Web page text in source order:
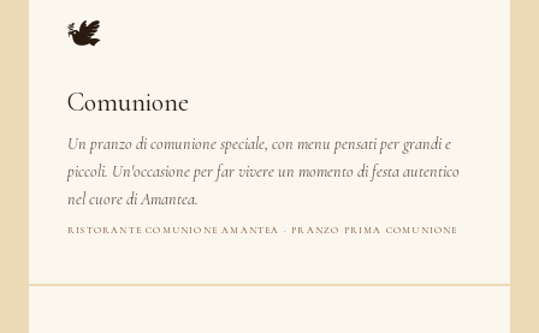
🕊️
Comunione
Un pranzo di comunione speciale, con menu pensati per grandi e
piccoli. Un'occasione per far vivere un momento di festa autentico
nel cuore di Amantea.
RISTORANTE COMUNIONE AMANTEA · PRANZO PRIMA COMUNIONE